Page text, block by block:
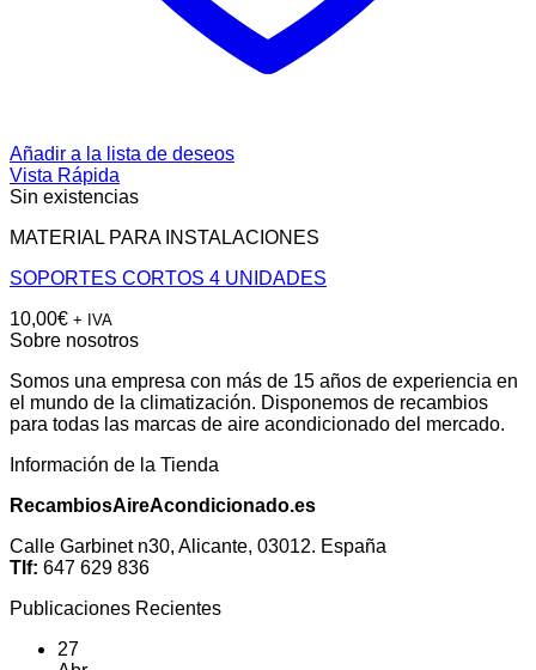
Añadir a la lista de deseos
Vista Rápida
Sin existencias
MATERIAL PARA INSTALACIONES
SOPORTES CORTOS 4 UNIDADES
10,00€ + IVA
Sobre nosotros
Somos una empresa con más de 15 años de experiencia en
el mundo de la climatización. Disponemos de recambios
para todas las marcas de aire acondicionado del mercado.
Información de la Tienda
RecambiosAireAcondicionado.es
Calle Garbinet n30, Alicante, 03012. España
Tlf: 647 629 836
Publicaciones Recientes
27